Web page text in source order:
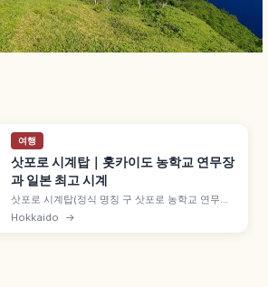
여행
삿포로 시계탑｜홋카이도 농학교 연무장
과 일본 최고 시계
삿포로 시계탑(정식 명칭 구 삿포로 농학교 연무장)
은 홋카이도 삿포로의 역사 건축물로, 1878년(메이
Hokkaido →